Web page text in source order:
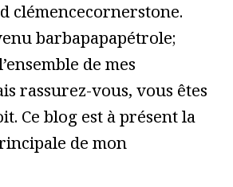
clémencecornerstone.
barbapapapétrole;
de mes
rassurez-vous, vous êtes
Ce blog est à présent la
de mon